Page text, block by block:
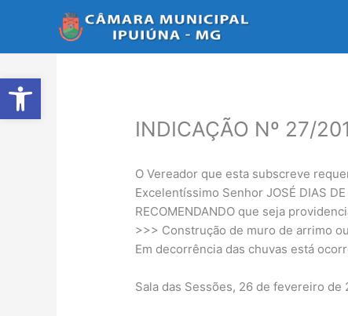
Abrir a barra de ferramentas
INDICAÇÃO Nº 27/
O Vereador que esta subscreve
Excelentíssimo Senhor JOSÉ DIAS
RECOMENDANDO que seja
>>> Construção de muro de arrimo
Em decorrência das chuvas está
Sala das Sessões, 26 de fevereiro de